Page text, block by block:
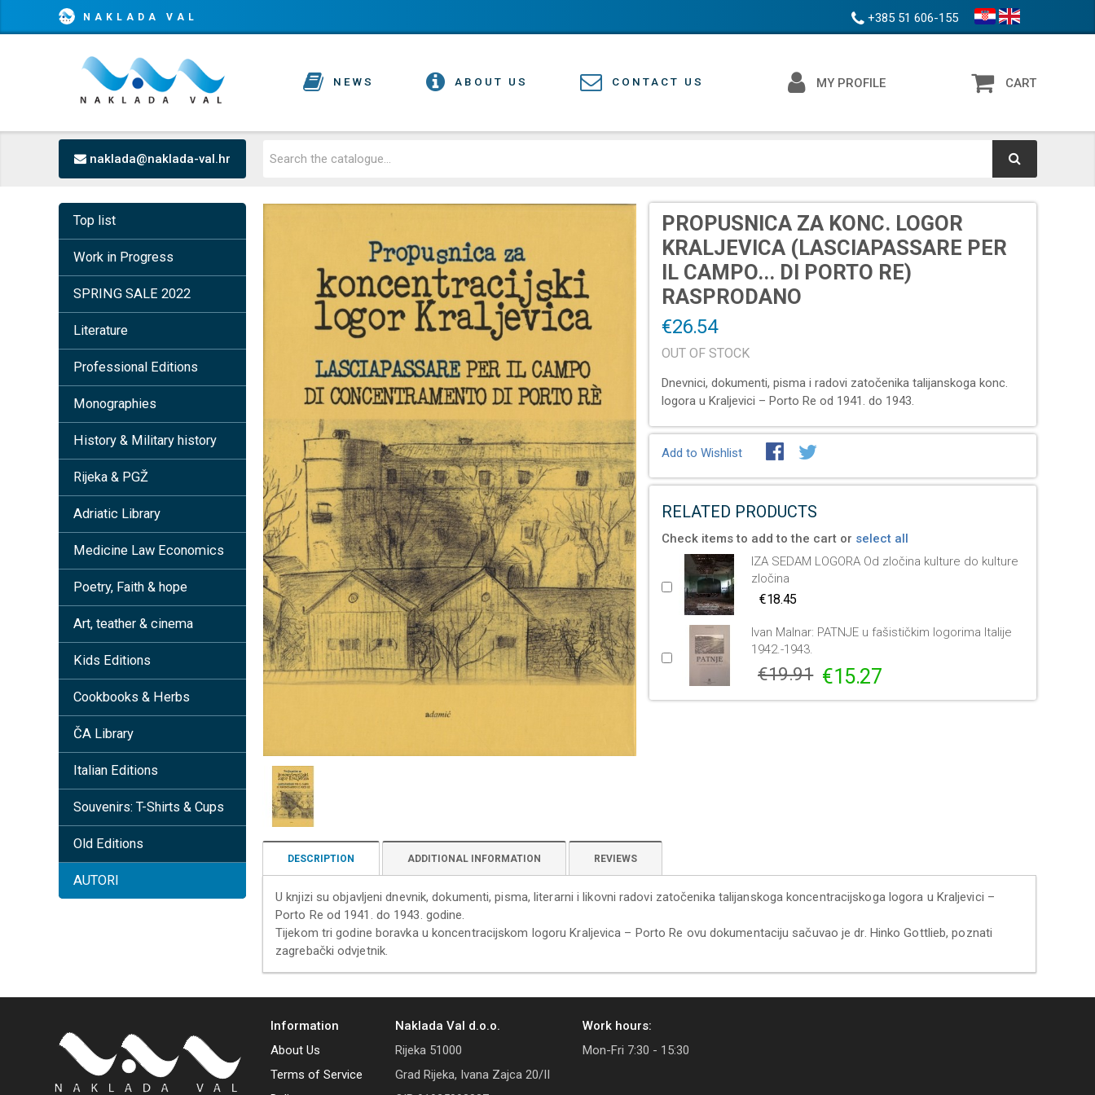
NAKLADA VAL +385 51 606-155
NEWS ABOUT US CONTACT US MY PROFILE CART
naklada@naklada-val.hr
PROPUSNICA ZA KONC. LOGOR
KRALJEVICA (LASCIAPASSARE PER
IL CAMPO... DI PORTO RE)
RASPRODANO
€26.54
OUT OF STOCK
Dnevnici, dokumenti, pisma i radovi zatočenika talijanskoga konc.
logora u Kraljevici – Porto Re od 1941. do 1943.
Add to Wishlist
RELATED PRODUCTS
Check items to add to the cart or select all
IZA SEDAM LOGORA Od zločina kulture do kulture
zločina
€18.45
Ivan Malnar: PATNJE u fašističkim logorima Italije
1942.-1943.
€19.91 €15.27
DESCRIPTION ADDITIONAL INFORMATION REVIEWS
U knjizi su objavljeni dnevnik, dokumenti, pisma, literarni i likovni radovi zatočenika talijanskoga koncentracijskoga logora u Kraljevici –
Porto Re od 1941. do 1943. godine.
Tijekom tri godine boravka u koncentracijskom logoru Kraljevica – Porto Re ovu dokumentaciju sačuvao je dr. Hinko Gottlieb, poznati
zagrebački odvjetnik.
Top list
Work in Progress
SPRING SALE 2022
Literature
Professional Editions
Monographies
History & Military history
Rijeka & PGŽ
Adriatic Library
Medicine Law Economics
Poetry, Faith & hope
Art, teather & cinema
Kids Editions
Cookbooks & Herbs
ČA Library
Italian Editions
Souvenirs: T-Shirts & Cups
Old Editions
AUTORI
Information
About Us
Terms of Service
Naklada Val d.o.o.
Rijeka 51000
Grad Rijeka, Ivana Zajca 20/II
Work hours:
Mon-Fri 7:30 - 15:30